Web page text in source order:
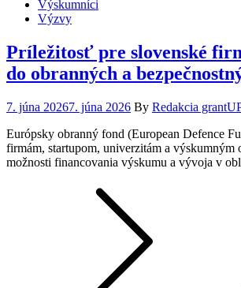
Výskumníci
Výzvy
Príležitosť pre slovenské
do obranných a
Posted
7. júna 20267. júna 2026 By Redakcia
Európsky obranný fond (European Defence
firmám, startupom, univerzitám a výskumným
možnosti financovania výskumu a vývoja v